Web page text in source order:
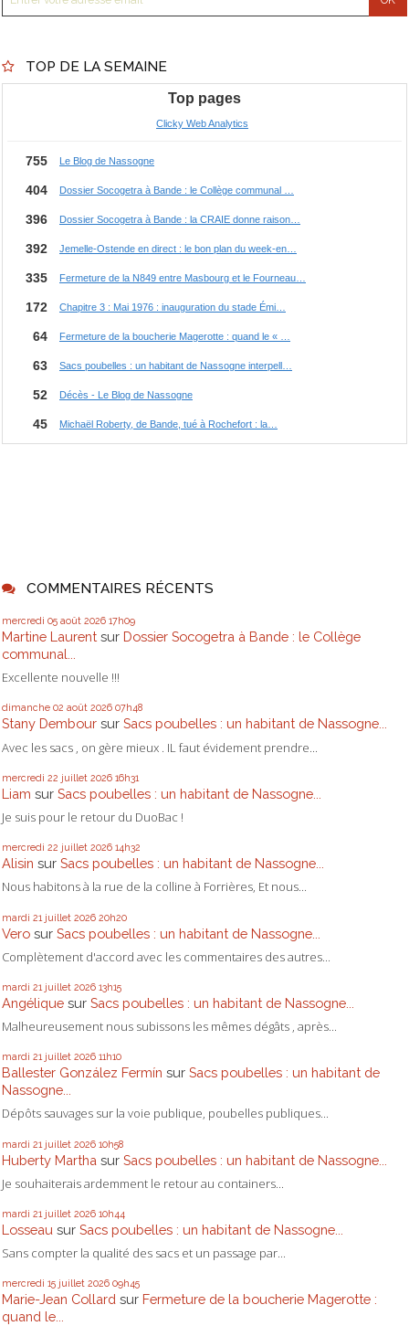
TOP DE LA SEMAINE
COMMENTAIRES RÉCENTS
mercredi 05 août 2026 17h09
Martine Laurent sur Dossier Socogetra à Bande : le Collège
communal...
Excellente nouvelle !!!
dimanche 02 août 2026 07h48
Stany Dembour sur Sacs poubelles : un habitant de Nassogne...
Avec les sacs , on gère mieux . IL faut évidement prendre...
mercredi 22 juillet 2026 16h31
Liam sur Sacs poubelles : un habitant de Nassogne...
Je suis pour le retour du DuoBac !
mercredi 22 juillet 2026 14h32
Alisin sur Sacs poubelles : un habitant de Nassogne...
Nous habitons à la rue de la colline à Forrières, Et nous...
mardi 21 juillet 2026 20h20
Vero sur Sacs poubelles : un habitant de Nassogne...
Complètement d'accord avec les commentaires des autres...
mardi 21 juillet 2026 13h15
Angélique sur Sacs poubelles : un habitant de Nassogne...
Malheureusement nous subissons les mêmes dégâts , après...
mardi 21 juillet 2026 11h10
Ballester González Fermín sur Sacs poubelles : un habitant de
Nassogne...
Dépôts sauvages sur la voie publique, poubelles publiques...
mardi 21 juillet 2026 10h58
Huberty Martha sur Sacs poubelles : un habitant de Nassogne...
Je souhaiterais ardemment le retour au containers...
mardi 21 juillet 2026 10h44
Losseau sur Sacs poubelles : un habitant de Nassogne...
Sans compter la qualité des sacs et un passage par...
mercredi 15 juillet 2026 09h45
Marie-Jean Collard sur Fermeture de la boucherie Magerotte :
quand le...